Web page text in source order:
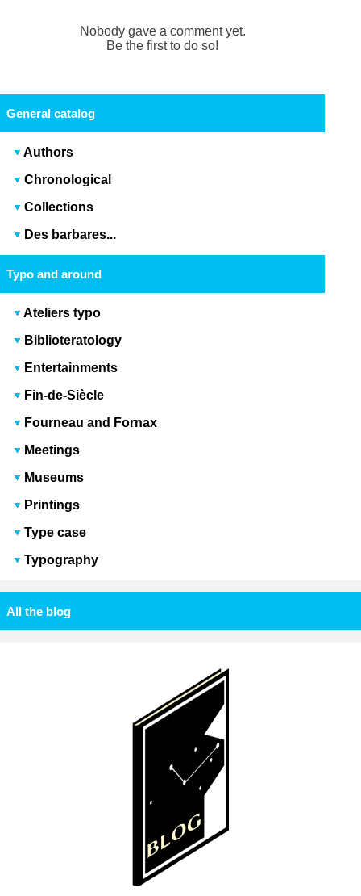
Nobody gave a comment yet.
Be the first to do so!
General catalog
Authors
Chronological
Collections
Des barbares...
Typo and around
Ateliers typo
Biblioteratology
Entertainments
Fin-de-Siècle
Fourneau and Fornax
Meetings
Museums
Printings
Type case
Typography
All the blog